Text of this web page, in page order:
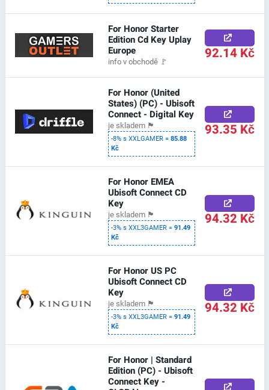
For Honor Starter
Edition Cd Key Uplay
Europe
info v obchodě 🚩 92.14 Kč
For Honor (United
States) (PC) - Ubisoft
Connect - Digital Key
je skladem 🏴
-8% s XXLGAMER =85.88
Kč
93.35 Kč
For Honor EMEA
Ubisoft Connect CD
Key
je skladem 🏴
-3% s XXL3GAMER =91.49
Kč
94.32 Kč
For Honor US PC
Ubisoft Connect CD
Key
je skladem 🏴
-3% s XXL3GAMER =91.49
Kč
94.32 Kč
For Honor | Standard
Edition (PC) - Ubisoft
Connect Key -